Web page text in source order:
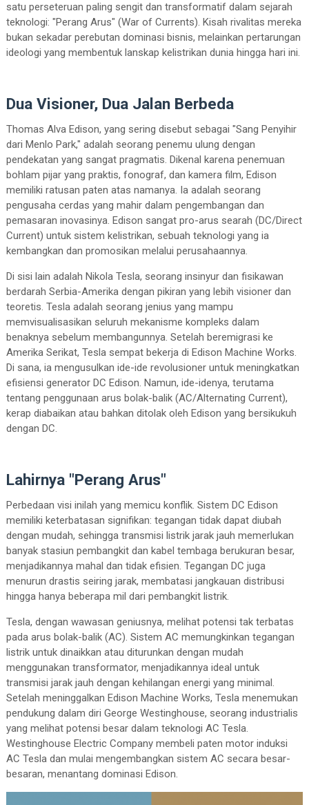
satu perseteruan paling sengit dan transformatif dalam sejarah
teknologi: "Perang Arus" (War of Currents). Kisah rivalitas mereka
bukan sekadar perebutan dominasi bisnis, melainkan pertarungan
ideologi yang membentuk lanskap kelistrikan dunia hingga hari ini.
Dua Visioner, Dua Jalan Berbeda
Thomas Alva Edison, yang sering disebut sebagai "Sang Penyihir
dari Menlo Park," adalah seorang penemu ulung dengan
pendekatan yang sangat pragmatis. Dikenal karena penemuan
bohlam pijar yang praktis, fonograf, dan kamera film, Edison
memiliki ratusan paten atas namanya. Ia adalah seorang
pengusaha cerdas yang mahir dalam pengembangan dan
pemasaran inovasinya. Edison sangat pro-arus searah (DC/Direct
Current) untuk sistem kelistrikan, sebuah teknologi yang ia
kembangkan dan promosikan melalui perusahaannya.
Di sisi lain adalah Nikola Tesla, seorang insinyur dan fisikawan
berdarah Serbia-Amerika dengan pikiran yang lebih visioner dan
teoretis. Tesla adalah seorang jenius yang mampu
memvisualisasikan seluruh mekanisme kompleks dalam
benaknya sebelum membangunnya. Setelah beremigrasi ke
Amerika Serikat, Tesla sempat bekerja di Edison Machine Works.
Di sana, ia mengusulkan ide-ide revolusioner untuk meningkatkan
efisiensi generator DC Edison. Namun, ide-idenya, terutama
tentang penggunaan arus bolak-balik (AC/Alternating Current),
kerap diabaikan atau bahkan ditolak oleh Edison yang bersikukuh
dengan DC.
Lahirnya "Perang Arus"
Perbedaan visi inilah yang memicu konflik. Sistem DC Edison
memiliki keterbatasan signifikan: tegangan tidak dapat diubah
dengan mudah, sehingga transmisi listrik jarak jauh memerlukan
banyak stasiun pembangkit dan kabel tembaga berukuran besar,
menjadikannya mahal dan tidak efisien. Tegangan DC juga
menurun drastis seiring jarak, membatasi jangkauan distribusi
hingga hanya beberapa mil dari pembangkit listrik.
Tesla, dengan wawasan geniusnya, melihat potensi tak terbatas
pada arus bolak-balik (AC). Sistem AC memungkinkan tegangan
listrik untuk dinaikkan atau diturunkan dengan mudah
menggunakan transformator, menjadikannya ideal untuk
transmisi jarak jauh dengan kehilangan energi yang minimal.
Setelah meninggalkan Edison Machine Works, Tesla menemukan
pendukung dalam diri George Westinghouse, seorang industrialis
yang melihat potensi besar dalam teknologi AC Tesla.
Westinghouse Electric Company membeli paten motor induksi
AC Tesla dan mulai mengembangkan sistem AC secara besar-
besaran, menantang dominasi Edison.